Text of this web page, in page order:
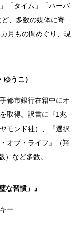
「タイム」「ハーバ
、多数の媒体に寄
月もの間めぐり、現
うこ）
都市銀行在籍中にオ
取得。訳書に『1兆
モンド社）、『選択
オブ・ライフ』（翔
など多数。
な習慣」』
ー